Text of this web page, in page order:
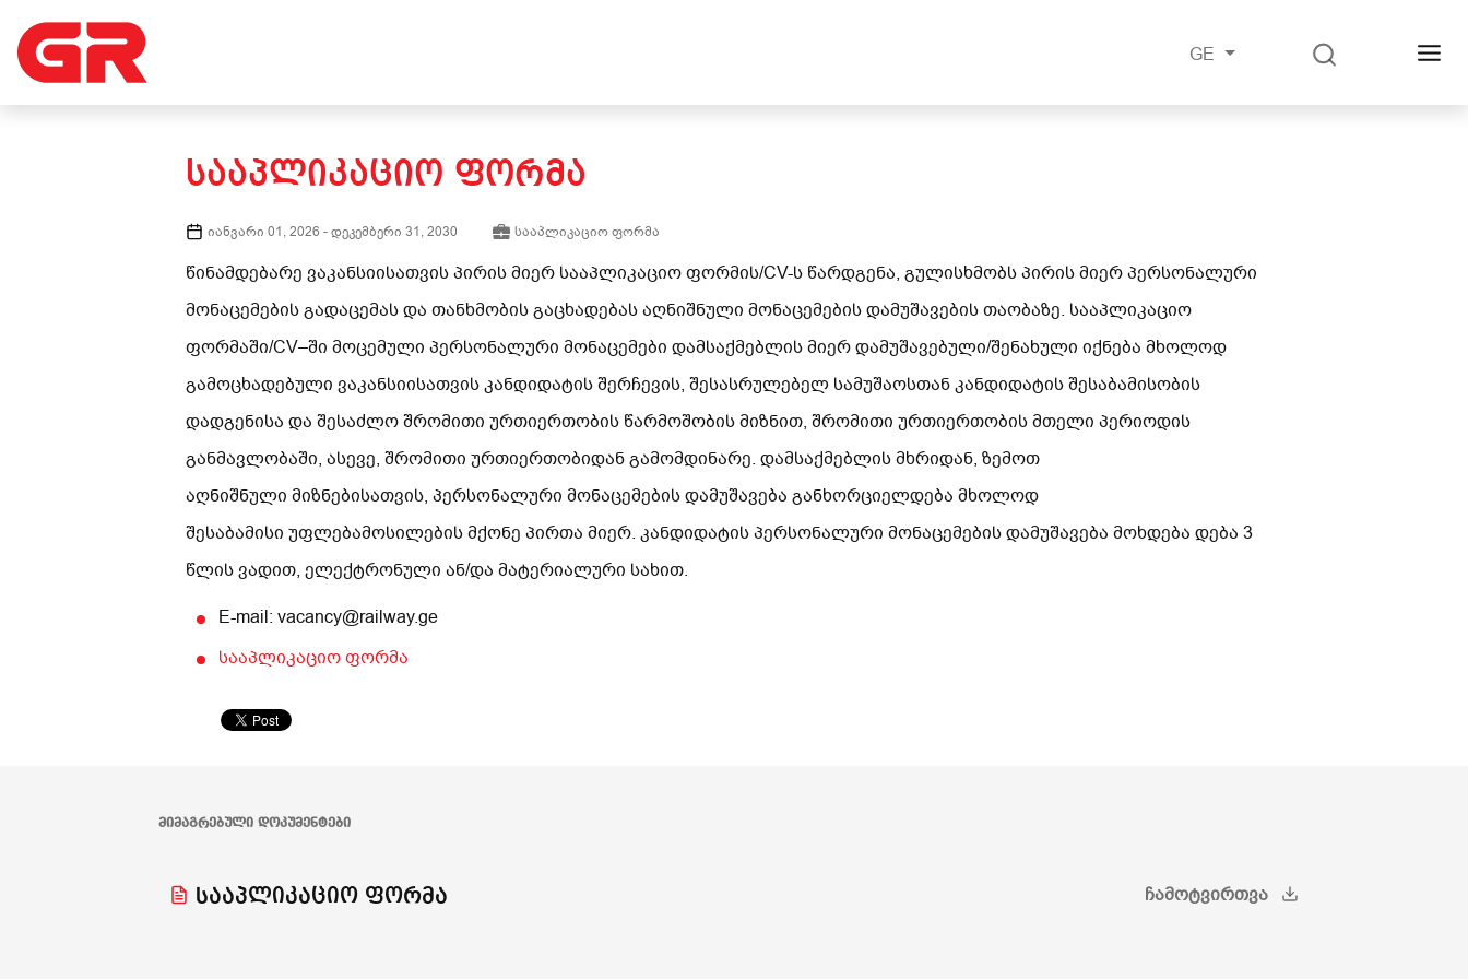
GE
ᲡᲐᲐᲞᲚᲘᲙᲐᲪᲘᲝ ᲤᲝᲠᲛᲐ
იანვარი 01, 2026 -დეკემბერი 31, 2030 სააპლიკაციო ფორმა
წინამდებარე ვაკანსიისათვისპირისმიერ სააპლიკაციოფორმის/CV-ს წარდგენა, გულისხმობსპირისმიერპერსონალური
მონაცემებისგადაცემასდა თანხმობისგაცხადებასაღნიშნული მონაცემებისდამუშავებისთაობაზე. სააპლიკაციო
ფორმაში/CV–ში მოცემული პერსონალური მონაცემები დამსაქმებლისმიერდამუშავებული/შენახული იქნება მხოლოდ
გამოცხადებული ვაკანსიისათვისკანდიდატისშერჩევის, შესასრულებელ სამუშაოსთანკანდიდატისშესაბამისობის
დადგენისა და შესაძლოშრომითი ურთიერთობის წარმოშობისმიზნით, შრომითი ურთიერთობისმთელი პერიოდის
განმავლობაში, ასევე, შრომითი ურთიერთობიდანგამომდინარე. დამსაქმებლისმხრიდან, ზემოთ
აღნიშნული მიზნებისათვის, პერსონალური მონაცემებისდამუშავება განხორციელდება მხოლოდ
შესაბამისი უფლებამოსილებისმქონე პირთა მიერ. კანდიდატისპერსონალური მონაცემებისდამუშავება მოხდება დება 3
წლისვადით, ელექტრონული ან/და მატერიალური სახით.
E-mail: vacancy@railway.ge
სააპლიკაციო ფორმა
ᲛᲘᲛᲐᲒᲠᲔᲑᲣᲚᲘ ᲓᲝᲙᲣᲛᲔᲜᲢᲔᲑᲘ
სააპლიკაციო ფორმა ᲩᲐᲛᲝᲢᲕᲘᲠᲗᲕᲐ